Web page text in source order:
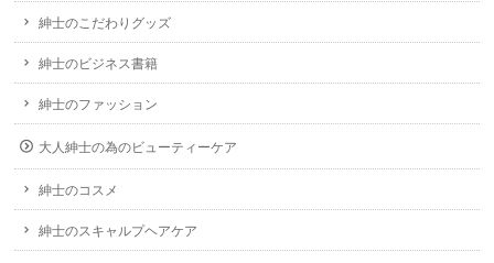
紳士のこだわりグッズ
紳士のビジネス書籍
紳士のファッション
大人紳士の為のビューティーケア
紳士のコスメ
紳士のスキャルプヘアケア